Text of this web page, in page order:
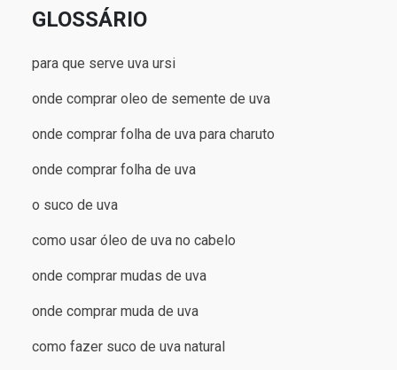
GLOSSÁRIO
para que serve uva ursi
onde comprar oleo de semente de uva
onde comprar folha de uva para charuto
onde comprar folha de uva
o suco de uva
como usar óleo de uva no cabelo
onde comprar mudas de uva
onde comprar muda de uva
como fazer suco de uva natural